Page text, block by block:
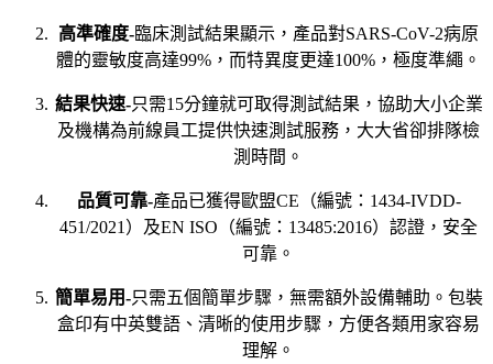
高準確度-臨床測試結果顯示，產品對SARS-CoV-2病原
體的靈敏度高達99%，而特異度更達100%，極度準繩。
結果快速-只需15分鐘就可取得測試結果，協助大小企業
及機構為前線員工提供快速測試服務，大大省卻排隊檢
測時間。
品質可靠-產品已獲得歐盟CE（編號：1434-IVDD-
451/2021）及EN ISO（編號：13485:2016）認證，安全
可靠。
簡單易用-只需五個簡單步驟，無需額外設備輔助。包裝
盒印有中英雙語、清晰的使用步驟，方便各類用家容易
理解。